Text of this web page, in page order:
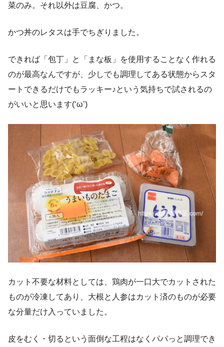
菜のみ。それ以外は豆腐、かつ。
かつ丼のレタスは手でちぎりました。
できれば「包丁」と「まな板」を使用することなく作れる
のが最高なんですが、少しでも調理してある状態からスタ
ートできるだけでもラッキー♪という気持ちで試されるの
がいいと思います(‘ω’)
カット不要な材料としては、鶏肉が一口大でカットされた
ものが冷凍してあり、大根と人参はカット済のものが必要
な分量だけ入っていました。
皮をむく・切るという面倒な工程はなくパパっと調理でき